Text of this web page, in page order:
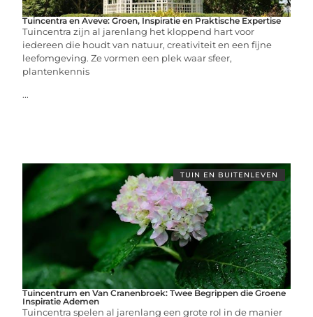
Tuincentra en Aveve: Groen, Inspiratie en Praktische Expertise
Tuincentra zijn al jarenlang het kloppend hart voor
iedereen die houdt van natuur, creativiteit en een fijne
leefomgeving. Ze vormen een plek waar sfeer,
plantenkennis
...
TUIN EN BUITENLEVEN
Tuincentrum en Van Cranenbroek: Twee Begrippen die Groene
Inspiratie Ademen
Tuincentra spelen al jarenlang een grote rol in de manier